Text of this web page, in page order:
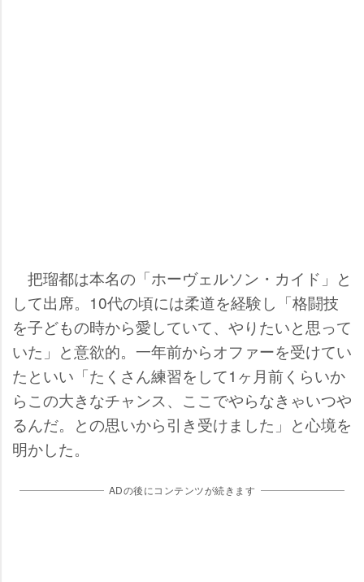
把瑠都は本名の「ホーヴェルソン・カイド」と
して出席。10代の頃には柔道を経験し「格闘技
を子どもの時から愛していて、やりたいと思って
いた」と意欲的。一年前からオファーを受けてい
たといい「たくさん練習をして1ヶ月前くらいか
らこの大きなチャンス、ここでやらなきゃいつ
るんだ。との思いから引き受けました」と心境を
明かした。
ADの後にコンテンツが続きます